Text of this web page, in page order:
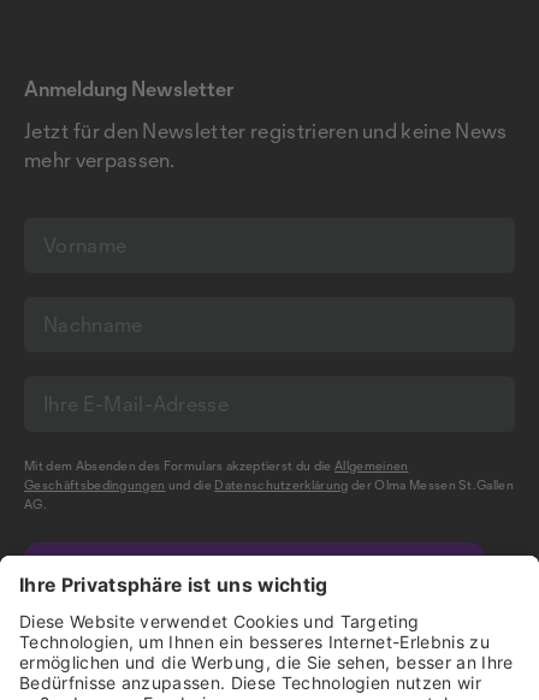
Anmeldung Newsletter
Jetzt für den Newsletter registrieren und keine News
mehr verpassen.
Mit dem Absenden des Formulars akzeptierst du dieAllgemeinen
Geschäftsbedingungen und die Datenschutzerklärung der Olma Messen St.Gallen
AG.